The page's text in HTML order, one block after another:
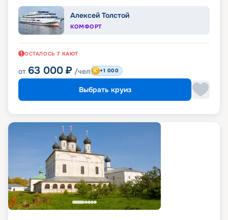
Алексей Толстой
КОМФОРТ
ОСТАЛОСЬ 7 КАЮТ
от 63 000 ₽ /чел +1 000
Выбрать круиз